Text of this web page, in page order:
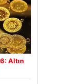
Altın